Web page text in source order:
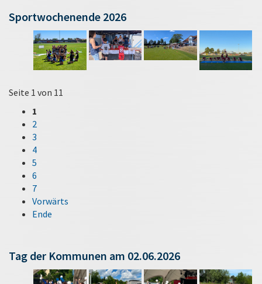
Sportwochenende 2026
Seite 1 von 11
1
2
3
4
5
6
7
Vorwärts
Ende
Tag der Kommunen am 02.06.2026